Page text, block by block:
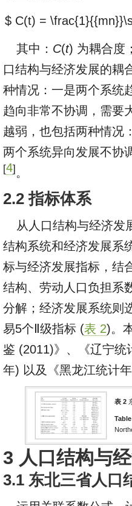
$ C(t) =
其中： C(t) 为耦合度
口结构与经济发展的耦
种情况：一是两个系统
趋向非常不协调，需要
越弱，也包括两种情况
两个系统异向发展不协
[4] 。
2.2 指标体系
从人口结构与经济发
结构系统和经济发展系
标与经济发展指标，结
结构、劳动人口负担系
分解；经济发展系统则
易5个Ⅱ级指标 (表 2)。
鉴 (2011)》、《辽宁
年) 以及《黑龙江统计
表 2
3 人口结构与
3.1 东北三省人口